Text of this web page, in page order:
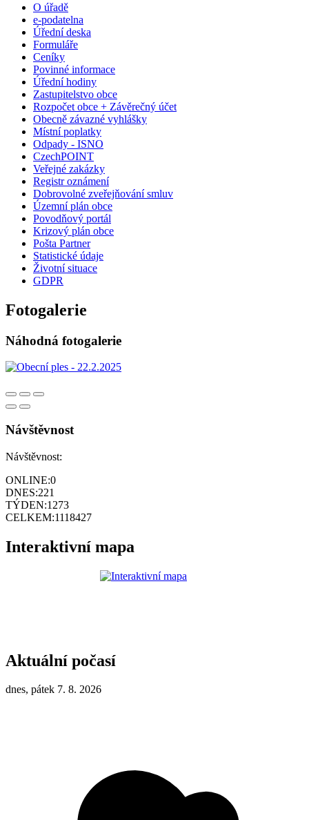
O úřadě
e-podatelna
Úřední deska
Formuláře
Ceníky
Povinné informace
Úřední hodiny
Zastupitelstvo obce
Rozpočet obce + Závěrečný účet
Obecně závazné vyhlášky
Místní poplatky
Odpady - ISNO
CzechPOINT
Veřejné zakázky
Registr oznámení
Dobrovolné zveřejňování smluv
Územní plán obce
Povodňový portál
Krizový plán obce
Pošta Partner
Statistické údaje
Životní situace
GDPR
Fotogalerie
Náhodná fotogalerie
Návštěvnost
Návštěvnost:
ONLINE:0
DNES:221
TÝDEN:1273
CELKEM:1118427
Interaktivní mapa
Aktuální počasí
dnes, pátek 7. 8. 2026